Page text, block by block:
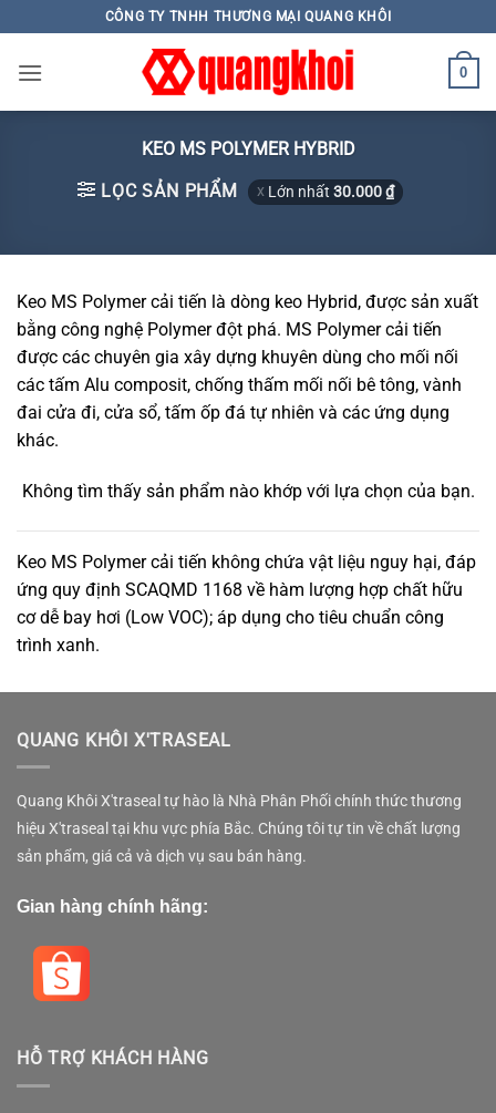
to
content
CÔNG TY TNHH THƯƠNG MẠI QUANG KHÔI
0
KEO MS POLYMER HYBRID
LỌC SẢN PHẨM
Lớn nhất 30.000₫
Keo MS Polymer cải tiến là dòng keo Hybrid, được sản xuất
bằng công nghệ Polymer đột phá. MS Polymer cải tiến
được các chuyên gia xây dựng khuyên dùng cho mối nối
các tấm Alu composit, chống thấm mối nối bê tông, vành
đai cửa đi, cửa sổ, tấm ốp đá tự nhiên và các ứng dụng
khác.
Không tìm thấy sản phẩm nào khớp với lựa chọn của bạn.
Keo MS Polymer cải tiến không chứa vật liệu nguy hại, đáp
ứng quy định SCAQMD 1168 về hàm lượng hợp chất hữu
cơ dễ bay hơi (Low VOC); áp dụng cho tiêu chuẩn công
trình xanh.
QUANG KHÔI X'TRASEAL
Quang Khôi X'traseal tự hào là Nhà Phân Phối chính thức thương
hiệu X'traseal tại khu vực phía Bắc. Chúng tôi tự tin về chất lượng
sản phẩm, giá cả và dịch vụ sau bán hàng.
Gian hàng chính hãng:
HỖ TRỢ KHÁCH HÀNG